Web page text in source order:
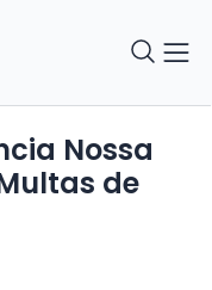
de